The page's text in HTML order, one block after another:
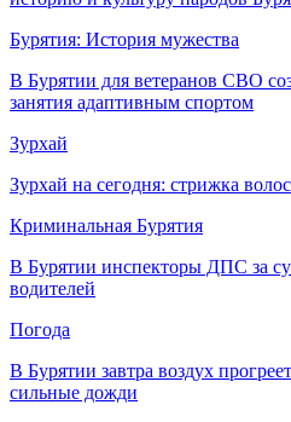
Бурятия: История мужества
В Бурятии для ветеранов СВО
занятия адаптивным спортом
Зурхай
Зурхай на сегодня: стрижка
Криминальная Бурятия
В Бурятии инспекторы ДПС за
водителей
Погода
В Бурятии завтра воздух
сильные дожди